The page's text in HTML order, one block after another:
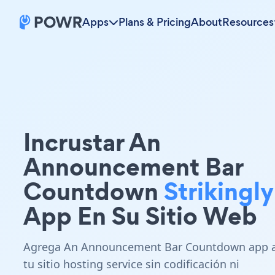
Apps Plans & PricingAboutResources
Incrustar An
Announcement Bar
Countdown Strikingly
App En Su Sitio Web
Agrega An Announcement Bar Countdown app
tu sitio hosting service sin codificación ni